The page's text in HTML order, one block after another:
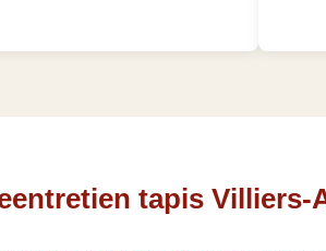
tapis